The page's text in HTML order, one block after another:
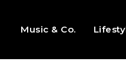
Music & Co.